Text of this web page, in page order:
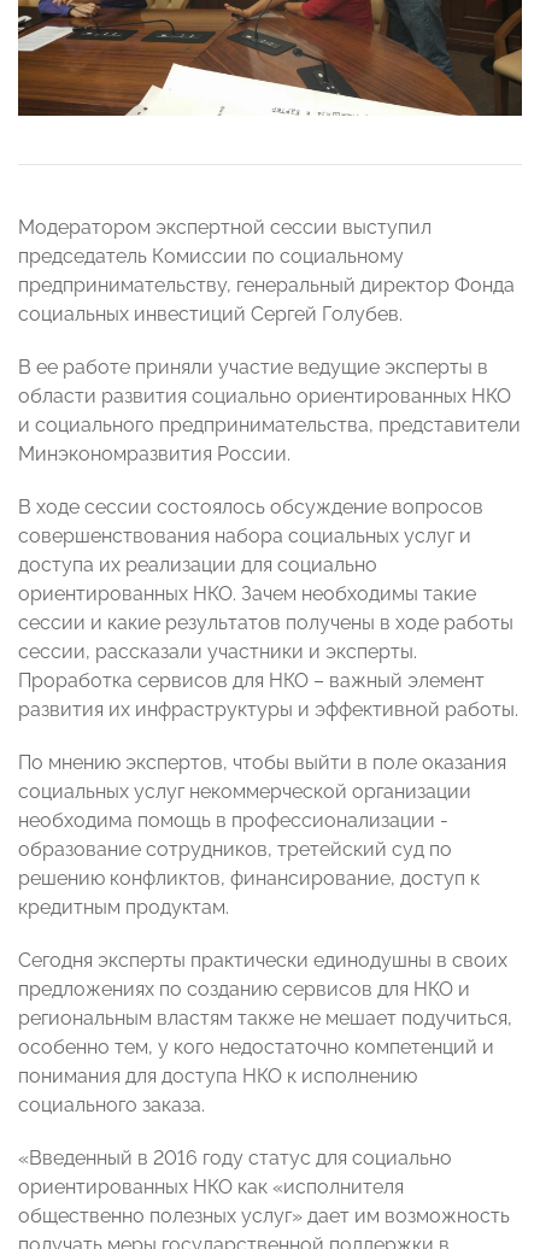
Модератором экспертной сессии выступил
председатель Комиссии по социальному
предпринимательству, генеральный директор Фонда
социальных инвестиций Сергей Голубев.
В ее работе приняли участие ведущие эксперты в
области развития социально ориентированных НКО
и социального предпринимательства, представители
Минэкономразвития России.
В ходе сессии состоялось обсуждение вопросов
совершенствования набора социальных услуг и
доступа их реализации для социально
ориентированных НКО. Зачем необходимы такие
сессии и какие результатов получены в ходе работы
сессии, рассказали участники и эксперты.
Проработка сервисов для НКО – важный элемент
развития их инфраструктуры и эффективной работы.
По мнению экспертов, чтобы выйти в поле оказания
социальных услуг некоммерческой организации
необходима помощь в профессионализации -
образование сотрудников, третейский суд по
решению конфликтов, финансирование, доступ к
кредитным продуктам.
Сегодня эксперты практически единодушны в своих
предложениях по созданию сервисов для НКО и
региональным властям также не мешает подучиться,
особенно тем, у кого недостаточно компетенций и
понимания для доступа НКО к исполнению
социального заказа.
«Введенный в 2016 году статус для социально
ориентированных НКО как «исполнителя
общественно полезных услуг» дает им возможность